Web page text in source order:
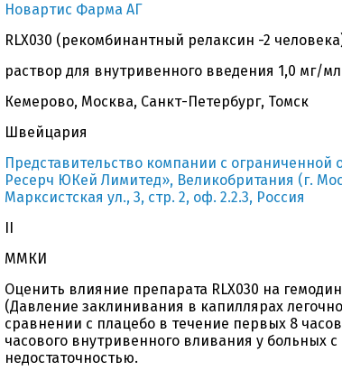
Новартис Фарма АГ
RLX030 (рекомбинантный релаксин -2
раствор для внутривенного введения 1,0 мг/
Кемерово, Москва, Санкт-Петербург, Томск
Швейцария
Представительство компании с ограниченной
Ресерч ЮКей Лимитед», Великобритания (г.
Марксистская ул., 3, стр. 2, оф. 2.2.3, Россия
II
ММКИ
Оценить влияние препарата RLX030 на
(Давление заклинивания в капиллярах
сравнении с плацебо в течение первых 8
часового внутривенного вливания у больных
недостаточностью.